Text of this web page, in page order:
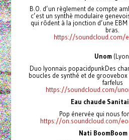
B.O. d’un règlement de compte
c’est un synthè modulaire
qui rôdent à la jonction d’une
bras.
https://soundcloud.com/
Unom
Duo lyonnais popacidpunkDes
boucles de synthé et de
farfelus
https://soundcloud.com/
Eau chaude
Pop énervée qui nous
https://on.soundcloud.com/
Nati BoomBoom